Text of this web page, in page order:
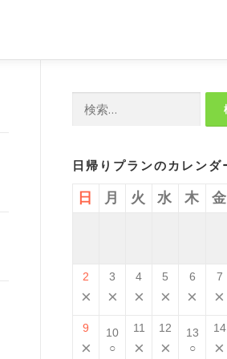
日帰りプランのカレンダ
日 月 火 水 木 金
2
×
3
×
4
×
5
×
6
×
7
×
9
×
10
○
11
×
12
×
13
○
14
×